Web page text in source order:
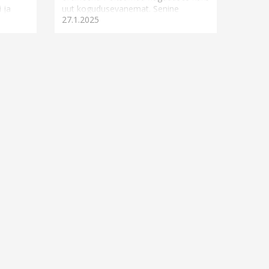
ja
uut kogudusevanemat. Senine
kogudusevanem Juss Maurer jätkab
27.1.2025